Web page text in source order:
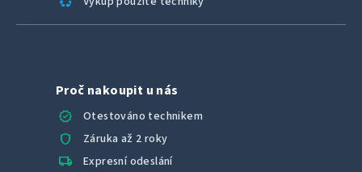
Proč nakoupit u nás
verified
Otestováno technikem
shield Záruka až 2 roky
local_shipping Expresní odeslání